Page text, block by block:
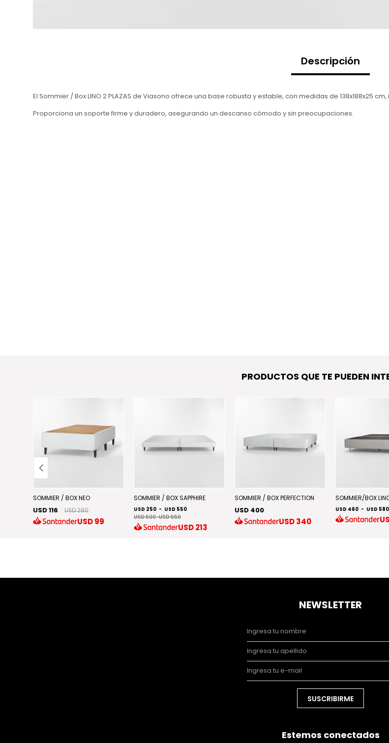
Descripción
El Sommier / Box LINO 2 PLAZAS de Viasono ofrece una base robusta y estable, con medidas de 138x188x25
Proporciona un soporte firme y duradero, asegurando un descanso cómodo y sin preocupaciones.
PRODUCTOS QUE TE PUEDEN
SOMMIER / BOX NEO
USD 116 USD 290
USD99
SOMMIER / BOX SAPPHIRE
USD 250 - USD 550
USD 500-USD 550
USD213
SOMMIER / BOX PERFECTION
USD 400
USD340
SOMMIER/BOX
USD 460 - USD 580
NEWSLETTER
SUSCRIBIRME
Estemos conectados